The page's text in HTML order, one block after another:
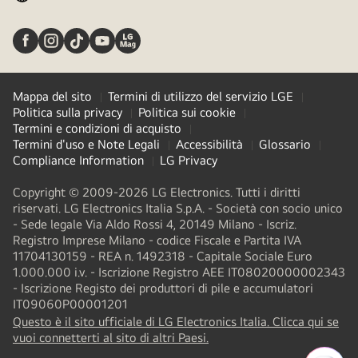
Mappa del sito
Termini di utilizzo del servizio LGE
Politica sulla privacy
Politica sui cookie
Termini e condizioni di acquisto
Termini d'uso e Note Legali
Accessibilità
Glossario
Compliance Information
LG Privacy
Copyright © 2009-2026 LG Electronics. Tutti i diritti
riservati. LG Electronics Italia S.p.A. - Società con socio unico
- Sede legale Via Aldo Rossi 4, 20149 Milano - Iscriz.
Registro Imprese Milano - codice Fiscale e Partita IVA
11704130159 - REA n. 1492318 - Capitale Sociale Euro
1.000.000 i.v. - Iscrizione Registro AEE IT08020000002343​
- Iscrizione Registo dei produttori di pile e accumulatori
IT09060P00001201
Questo è il sito ufficiale di LG Electronics Italia. Clicca qui se
vuoi connetterti al sito di altri Paesi.